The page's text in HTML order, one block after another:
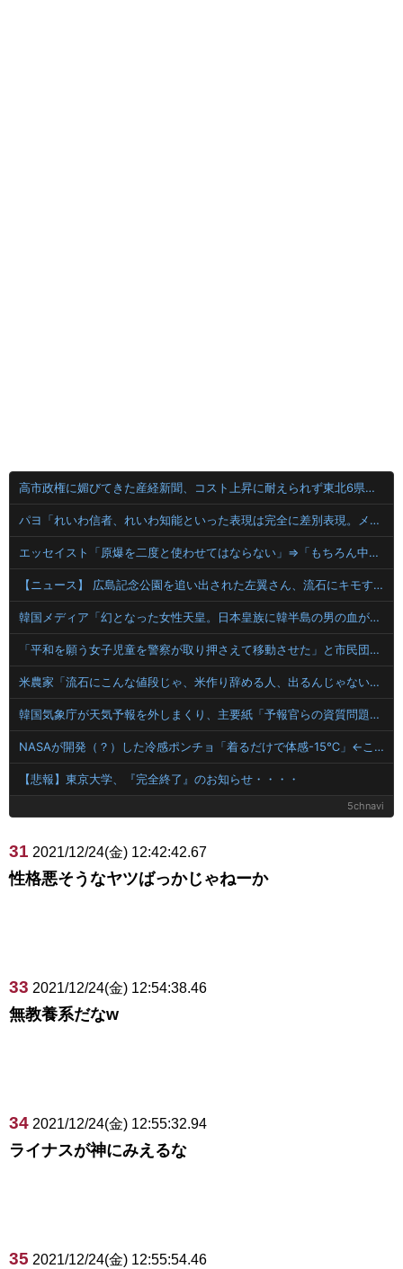
高市政権に媚びてきた産経新聞、コスト上昇に耐えられず東北6県撤退を発表
パヨ「れいわ信者、れいわ知能といった表現は完全に差別表現。メディアは放送禁止用語に指定するべき」
エッセイスト「原爆を二度と使わせてはならない」⇒「もちろん中国の核も非難する？」⇒「中国の核は綺麗な核！」
【ニュース】 広島記念公園を追い出された左翼さん、流石にキモすぎて炎上
韓国メディア「幻となった女性天皇。日本皇族に韓半島の男の血が入る可能性がゼロに・・・」
「平和を願う女子児童を警察が取り押さえて移動させた」と市民団体が告発、「児童……どこ？」とガチで困惑する人が続出
米農家「流石にこんな値段じゃ、米作り辞める人、出るんじゃないかなあ？？」
韓国気象庁が天気予報を外しまくり、主要紙「予報官らの資質問題」と酷評
NASAが開発（？）した冷感ポンチョ「着るだけで体感-15℃」←これ
【悲報】東京大学、『完全終了』のお知らせ・・・・
5chnavi
31 2021/12/24(金) 12:42:42.67
性格悪そうなヤツばっかじゃねーか
33 2021/12/24(金) 12:54:38.46
無教養系だなw
34 2021/12/24(金) 12:55:32.94
ライナスが神にみえるな
35 2021/12/24(金) 12:55:54.46